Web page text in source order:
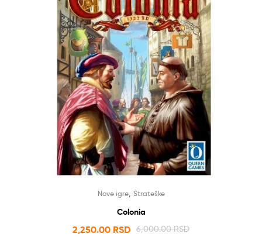
Nove igre, Strateške
Colonia
6,000.00RSD
2,250.00 RSD